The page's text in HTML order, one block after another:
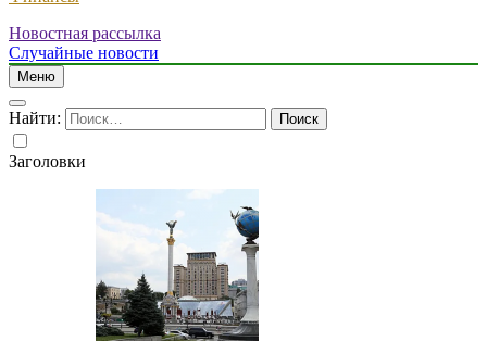
Новостная рассылка
Случайные новости
Меню
Найти:
Заголовки